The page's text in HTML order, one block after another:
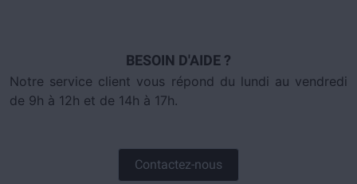
BESOIN D'AIDE ?
Notre service client vous répond du lundi au vendredi
de 9h à 12h et de 14h à 17h.
Contactez-nous